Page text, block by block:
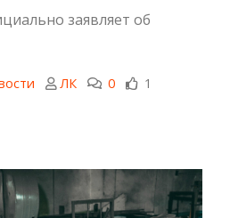
заявляет об
ЛК 0 1